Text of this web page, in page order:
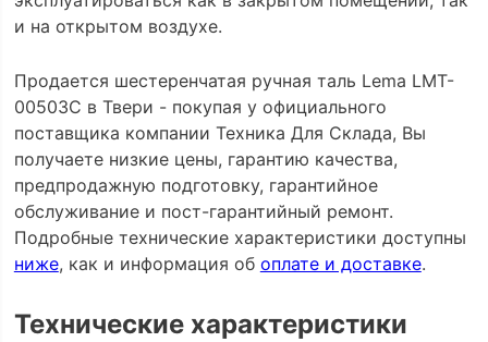
и на открытом воздухе.
Продается шестеренчатая ручная таль Lema LMT-
00503C в Твери - покупая у официального
поставщика компании Техника Для Склада, Вы
получаете низкие цены, гарантию качества,
предпродажную подготовку, гарантийное
обслуживание и пост-гарантийный ремонт.
Подробные технические характеристики доступны
ниже, как и информация об оплате и доставке.
Технические характеристики